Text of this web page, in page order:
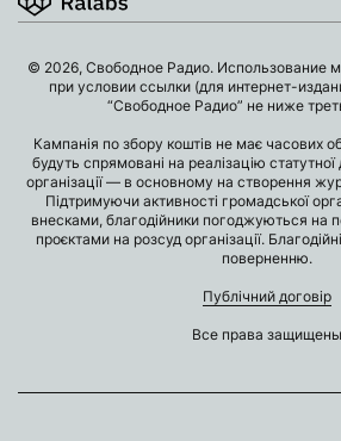
© 2026, Свободное Радио. Использование
при условии ссылки (для интернет-
“Свободное Радио” не ниже
Кампанія по збору коштів не має часових
будуть спрямовані на реалізацію статутної
організації — в основному на створення
Підтримуючи активності громадської
внесками, благодійники погоджуються на
проєктами на розсуд організації.
поверненню.
Публічний договір
Все права защищены